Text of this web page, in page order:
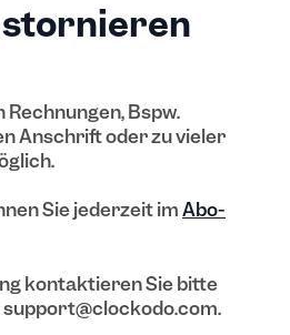
stornieren
Bspw.
Anschrift oder zu vieler
Sie jederzeit imAbo-
kontaktieren Sie bitte